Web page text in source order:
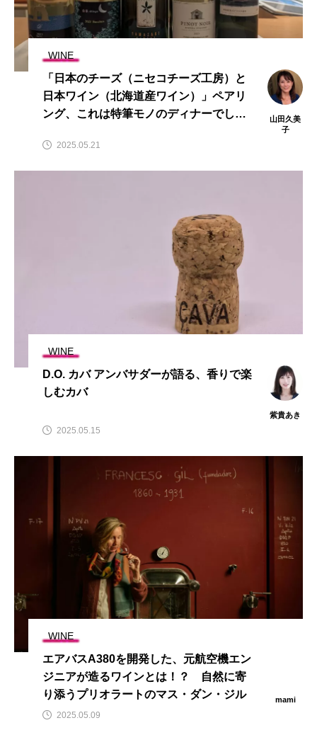
WINE
「日本のチーズ（ニセコチーズ工房）と
日本ワイン（北海道産ワイン）」ペアリ
ング、これは特筆モノのディナーでし
山田久美
子
2025.05.21
WINE
D.O. カバ アンバサダーが語る、香りで楽
しむカバ
紫貴あき
2025.05.15
WINE
エアバスA380を開発した、元航空機エン
ジニアが造るワインとは！？ 自然に寄
り添うプリオラートのマス・ダン・ジル
mami
2025.05.09